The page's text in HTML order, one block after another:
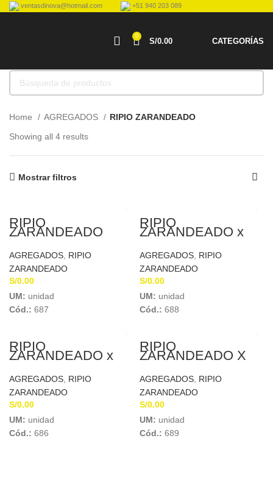
ventasdinova@hotmail.com +51 940 203 089
0
S/0.00 CATEGORÍAS
Home AGREGADOS
RIPIO ZARANDEADO
Showing all 4 results
Mostrar filtros
RIPIO
ZARANDEADO
AGREGADOS RIPIO
ZARANDEADO
S/0.00
UM: unidad
Cód.: 687
RIPIO
ZARANDEADO x
CARRETILLA
AGREGADOS RIPIO
ZARANDEADO
S/0.00
UM: unidad
Cód.: 688
RIPIO
ZARANDEADO x
LATA
AGREGADOS RIPIO
ZARANDEADO
S/0.00
UM: unidad
Cód.: 686
RIPIO
ZARANDEADO X
LTA
AGREGADOS RIPIO
ZARANDEADO
S/0.00
UM: unidad
Cód.: 689